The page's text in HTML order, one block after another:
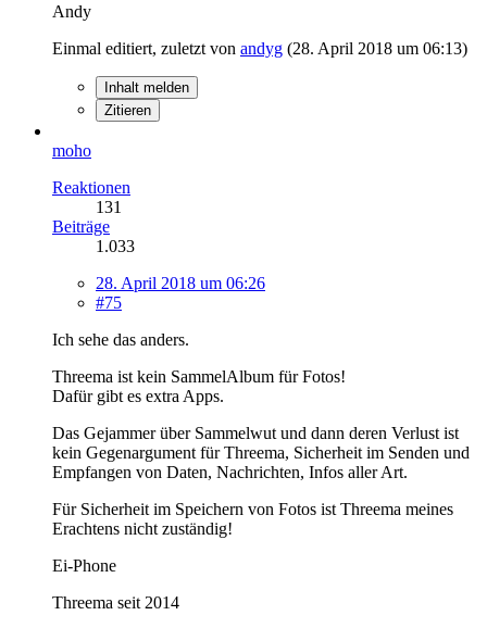
Andy
Einmal editiert, zuletzt von andyg (28. April 2018 um 06:13)
Inhalt melden
Zitieren
moho
Reaktionen
131
Beiträge
1.033
28. April 2018 um 06:26
#75
Ich sehe das anders.
Threema ist kein SammelAlbum für Fotos!
Dafür gibt es extra Apps.
Das Gejammer über Sammelwut und dann deren Verlust ist
kein Gegenargument für Threema, Sicherheit im Senden und
Empfangen von Daten, Nachrichten, Infos aller Art.
Für Sicherheit im Speichern von Fotos ist Threema meines
Erachtens nicht zuständig!
Ei-Phone
Threema seit 2014